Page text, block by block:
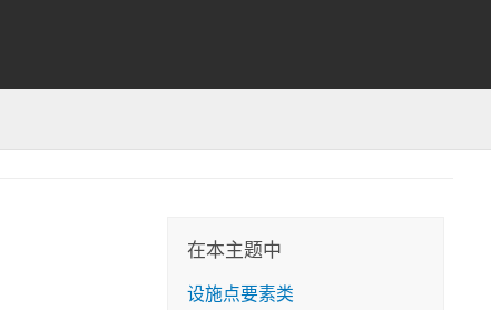
互式地图，探索产品功能，或者直接开始免
动提供了有力支持。
数字孪生体
在本主题中
设施点要素类